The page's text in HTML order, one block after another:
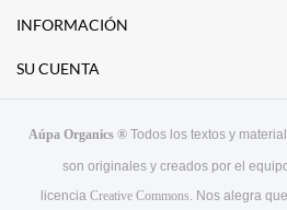
INFORMACIÓN
SU CUENTA
Aúpa Organics ® Todos los textos y
son originales y creados por el
licencia Creative Commons. Nos alegra